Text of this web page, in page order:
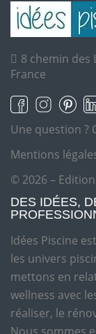
8 chemin des
France
Une question ?
Mentions
© 2026 –
DES IDÉES,
Idées Piscine
les univers
mettons en
wellness avec
réaliser, le